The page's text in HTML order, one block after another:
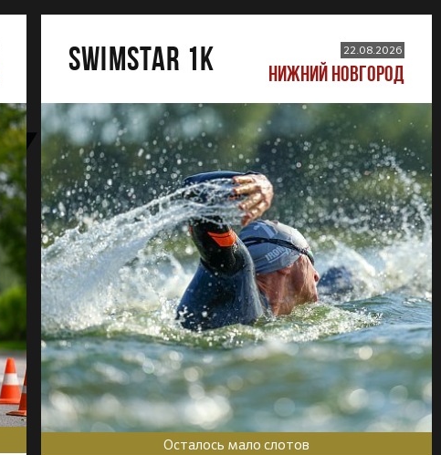
SWIMSTAR 1K 22.08.2026
НИЖНИЙ НОВГОРОД
Осталось мало слотов